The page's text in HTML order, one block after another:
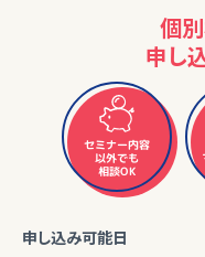
個
申し
セミナー内容
以外でも
相談OK
申し込み可能日